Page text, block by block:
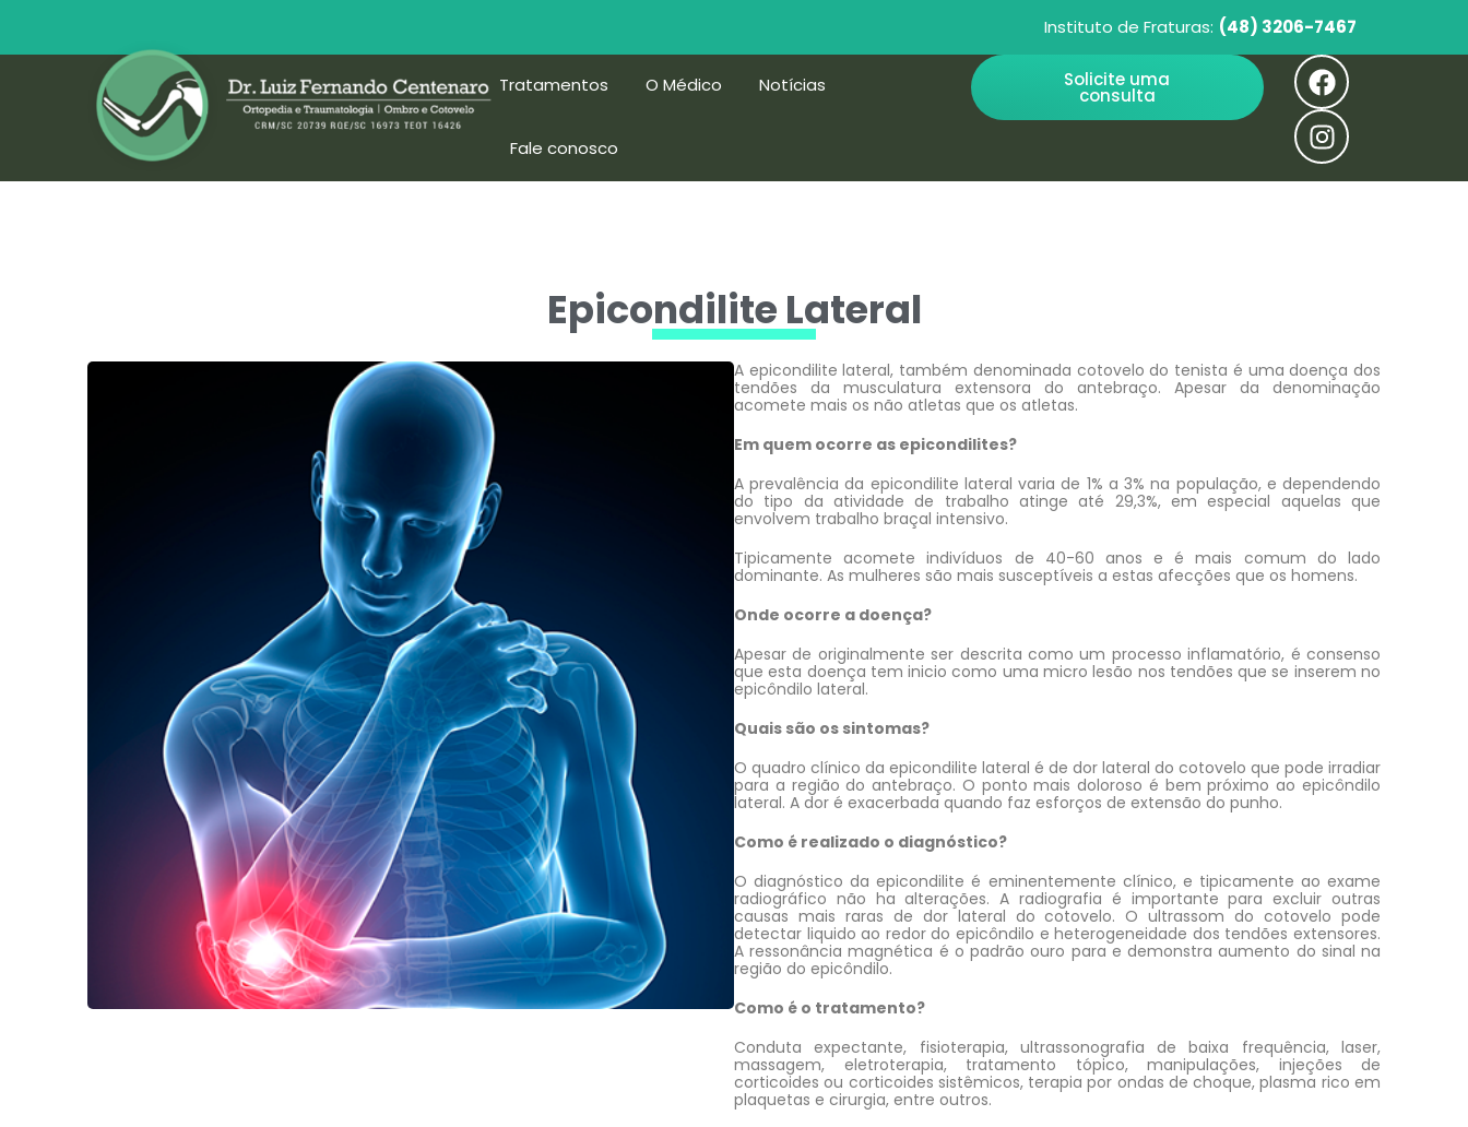
Instituto de Fraturas: (48) 3206-7467
Tratamentos O Médico Notícias
Fale conosco
Solicite uma
consulta
Epicondilite Lateral
A epicondilite lateral, também denominada cotovelo do tenista é uma doença dos
tendões da musculatura extensora do antebraço. Apesar da denominação
acomete mais os não atletas que os atletas.
Em quem ocorre as epicondilites?
A prevalência da epicondilite lateral varia de 1% a 3% na população, e dependendo
do tipo da atividade de trabalho atinge até 29,3%, em especial aquelas que
envolvem trabalho braçal intensivo.
Tipicamente acomete indivíduos de 40-60 anos e é mais comum do lado
dominante. As mulheres são mais susceptíveis a estas afecções que os homens.
Onde ocorre a doença?
Apesar de originalmente ser descrita como um processo inflamatório, é consenso
que esta doença tem inicio como uma micro lesão nos tendões que se inserem no
epicôndilo lateral.
Quais são os sintomas?
O quadro clínico da epicondilite lateral é de dor lateral do cotovelo que pode irradiar
para a região do antebraço. O ponto mais doloroso é bem próximo ao epicôndilo
lateral. A dor é exacerbada quando faz esforços de extensão do punho.
Como é realizado o diagnóstico?
O diagnóstico da epicondilite é eminentemente clínico, e tipicamente ao exame
radiográfico não ha alterações. A radiografia é importante para excluir outras
causas mais raras de dor lateral do cotovelo. O ultrassom do cotovelo pode
detectar liquido ao redor do epicôndilo e heterogeneidade dos tendões extensores.
A ressonância magnética é o padrão ouro para e demonstra aumento do sinal na
região do epicôndilo.
Como é o tratamento?
Conduta expectante, fisioterapia, ultrassonografia de baixa frequência, laser,
massagem, eletroterapia, tratamento tópico, manipulações, injeções de
corticoides ou corticoides sistêmicos, terapia por ondas de choque, plasma rico em
plaquetas e cirurgia, entre outros.